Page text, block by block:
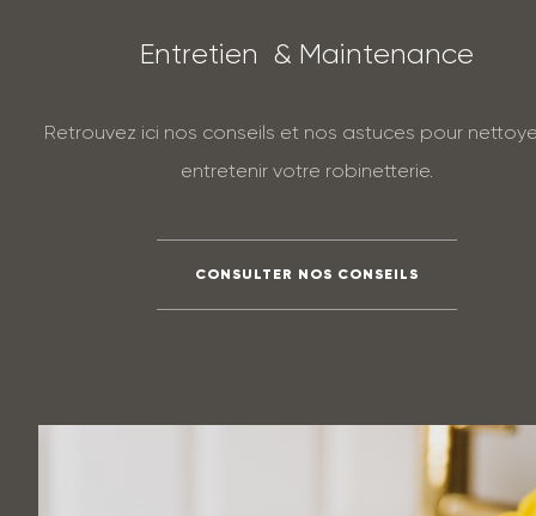
Entretien & Maintenance
Retrouvez ici nos conseils et nos astuces pour
entretenir votre robinetterie.
CONSULTER NOS CONSEILS